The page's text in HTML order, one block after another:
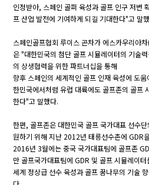
인정받아, 스페인 골퍼 육성과 골프 인구 저변
프 산업 발전에 기여하게 되길 기대한다"고 말
스페인골프협회 루이스 곤차가 에스카우리
은 "대한민국의 첨단 골프 시뮬레이터의 기술
의 상생협력을 위한 파트너십을 통해
향후 스페인의 세계적인 골프 인재 육성에 도
한민국에서처럼 유럽 대륙에도 골프존의 골프
한다"고 말했다.
한편, 골프존은 대한민국 골프 국가대표 선수
원하기 위해 지난 2012년 태릉선수촌에 GDR
2016년 3월에는 중국 국가대표팀에 골프존
만 골프국가대표팀에 GDR 및 골프 시뮬레이
세계 정상급 선수 육성과 골프 꿈나무의 기술